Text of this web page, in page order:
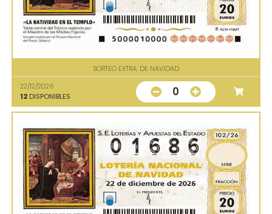
SORTEO EXTRA. DE NAVIDAD
22/12/2026
12 DISPONIBLES 0